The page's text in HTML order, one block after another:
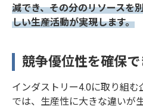
減でき、その分のリソースを
しい生産活動が実現します。
競争優位性を確保で
インダストリー4.0に取り組
では、生産性に大きな違いが